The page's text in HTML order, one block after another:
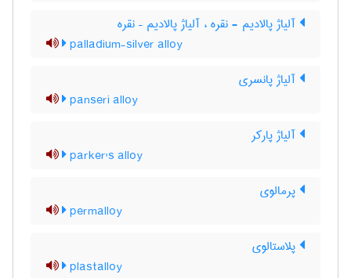
آلیاژ پالادیم - نقره ، آلیاژ پالادیم – نقره
palladium-silver alloy
آلیاژ پانسری
panseri alloy
آلیاژ پارکر
parker's alloy
پرمالوی
permalloy
پلاستالوی
plastalloy